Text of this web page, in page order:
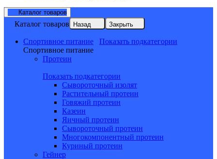
Каталог товаров
Каталог товаров Назад Закрыть
Спортивное питание
Показать подкатегории
Спортивное питание
Протеин
Показать подкатегории
Сывороточный изолят
Растительный протеин
Говяжий протеин
Казеин
Яичный протеин
Сывороточный протеин
Многокомпонентный протеин
Куриный протеин
Гейнер